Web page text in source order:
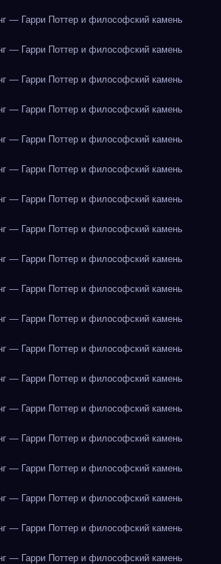
— Гарри Поттер и философский камень
— Гарри Поттер и философский камень
— Гарри Поттер и философский камень
— Гарри Поттер и философский камень
— Гарри Поттер и философский камень
— Гарри Поттер и философский камень
— Гарри Поттер и философский камень
— Гарри Поттер и философский камень
— Гарри Поттер и философский камень
— Гарри Поттер и философский камень
— Гарри Поттер и философский камень
— Гарри Поттер и философский камень
— Гарри Поттер и философский камень
— Гарри Поттер и философский камень
— Гарри Поттер и философский камень
— Гарри Поттер и философский камень
— Гарри Поттер и философский камень
— Гарри Поттер и философский камень
— Гарри Поттер и философский камень